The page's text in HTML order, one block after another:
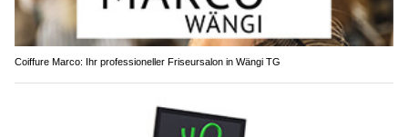
Coiffure Marco: Ihr professioneller Friseursalon in Wängi TG